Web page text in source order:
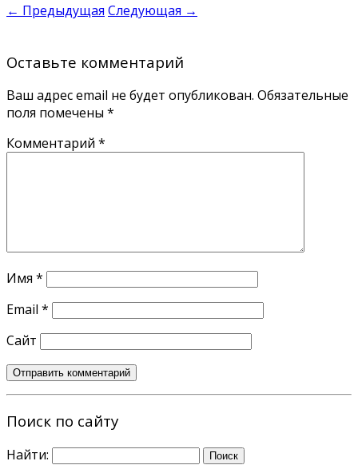
← Предыдущая Следующая →
Оставьте комментарий
Ваш адрес email не будет опубликован. Обязательные
поля помечены *
Комментарий *
Имя *
Email *
Сайт
Поиск по сайту
Найти: